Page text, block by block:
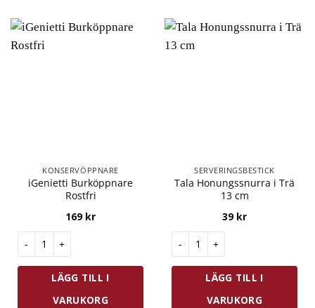
KONSERVÖPPNARE
iGenietti Burköppnare
Rostfri
169 kr
iGenietti Burköppnare Rostfri mängd
LÄGG TILL I
VARUKORG
SERVERINGSBESTICK
Tala Honungssnurra i Trä
13 cm
39 kr
Tala Honungssnurra i Trä 13
LÄGG TILL I
VARUKORG